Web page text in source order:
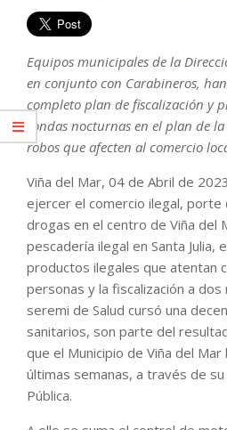
Equipos municipales de la
en conjunto con Carabineros,
completo plan de fiscalización y
rondas nocturnas en el plan de
robos que afecten al comercio
Viña del Mar, 04 de Abril de
ejercer el comercio ilegal, porte
drogas en el centro de Viña del
pescadería ilegal en Santa Julia,
productos ilegales que atentan
personas y la fiscalización a dos
seremi de Salud cursó una
sanitarios, son parte del
que el Municipio de Viña del Mar
últimas semanas, a través de
Pública.